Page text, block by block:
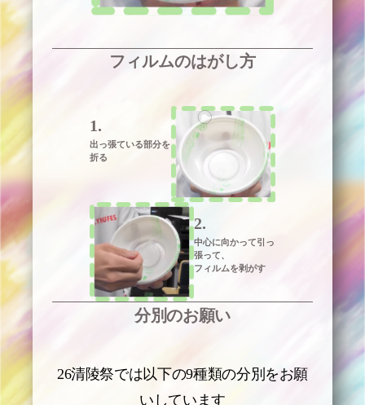
フィルムのはがし方
1.
出っ張ている部分を
折る
2.
中心に向かって引っ
張って、
フィルムを剥がす
分別のお願い
26清陵祭では以下の9種類の分別をお願
いしています